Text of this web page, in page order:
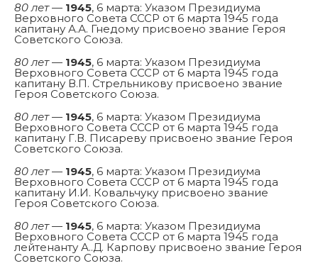
80 лет— 1945, 6 марта: Указом Президиума
Верховного Совета СССР от 6 марта 1945 года
капитану А.А. Гнедому присвоено звание Героя
Советского Союза.
80 лет— 1945, 6 марта: Указом Президиума
Верховного Совета СССР от 6 марта 1945 года
капитану В.П. Стрельникову присвоено звание
Героя Советского Союза.
80 лет— 1945, 6 марта: Указом Президиума
Верховного Совета СССР от 6 марта 1945 года
капитану Г.В. Писареву присвоено звание Героя
Советского Союза.
80 лет— 1945, 6 марта: Указом Президиума
Верховного Совета СССР от 6 марта 1945 года
капитану И.И. Ковальчуку присвоено звание
Героя Советского Союза.
80 лет— 1945, 6 марта: Указом Президиума
Верховного Совета СССР от 6 марта 1945 года
лейтенанту А..Д. Карпову присвоено звание Героя
Советского Союза.